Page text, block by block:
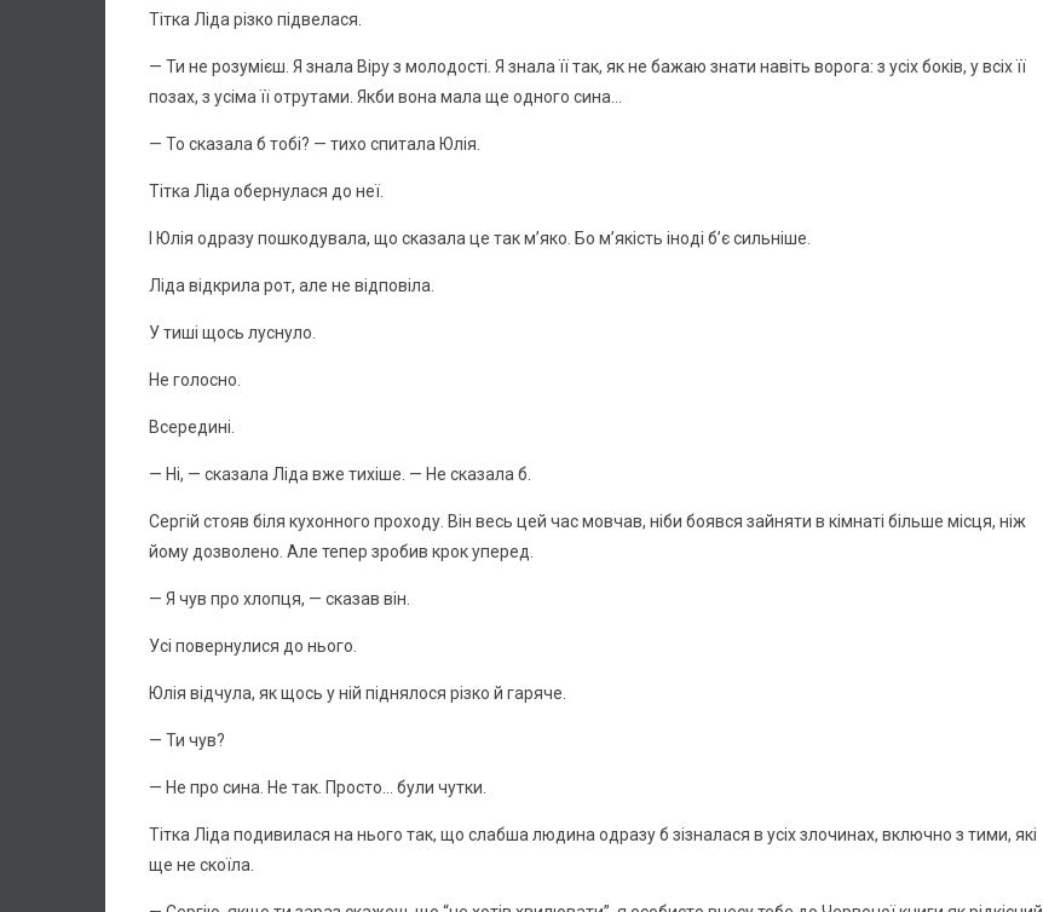
Тітка Ліда різко підвелася.
— Ти не розумієш. Я знала Віру з молодості. Я знала її так, як не бажаю знати навіть ворога: з усіх боків, у всіх її
позах, з усіма її отрутами. Якби вона мала ще одного сина…
— То сказала б тобі? — тихо спитала Юлія.
Тітка Ліда обернулася до неї.
І Юлія одразу пошкодувала, що сказала це так м’яко. Бо м’якість іноді б’є сильніше.
Ліда відкрила рот, але не відповіла.
У тиші щось луснуло.
Не голосно.
Всередині.
— Ні, — сказала Ліда вже тихіше. — Не сказала б.
Сергій стояв біля кухонного проходу. Він весь цей час мовчав, ніби боявся зайняти в кімнаті більше місця, ніж
йому дозволено. Але тепер зробив крок уперед.
— Я чув про хлопця, — сказав він.
Усі повернулися до нього.
Юлія відчула, як щось у ній піднялося різко й гаряче.
— Ти чув?
— Не про сина. Не так. Просто… були чутки.
Тітка Ліда подивилася на нього так, що слабша людина одразу б зізналася в усіх злочинах, включно з тими, які
ще не скоїла.